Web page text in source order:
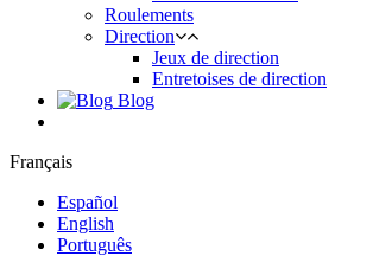
Roulements
Direction
Jeux de direction
Entretoises de direction
Blog
Français
Español
English
Português